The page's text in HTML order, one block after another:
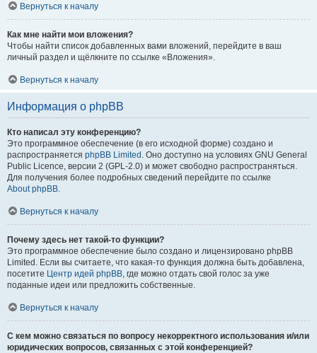
Вернуться к началу
Как мне найти мои вложения?
Чтобы найти список добавленных вами вложений, перейдите в ваш
личный раздел и щёлкните по ссылке «Вложения».
Вернуться к началу
Информация о phpBB
Кто написал эту конференцию?
Это программное обеспечение (в его исходной форме) создано и
распространяется phpBB Limited . Оно доступно на условиях GNU General
Public Licence, версии 2 (GPL-2.0) и может свободно распространяться.
Для получения более подробных сведений перейдите по ссылке
About phpBB.
Вернуться к началу
Почему здесь нет такой-то функции?
Это программное обеспечение было создано и лицензировано phpBB
Limited. Если вы считаете, что какая-то функция должна быть добавлена,
посетите Центр идей phpBB, где можно отдать свой голос за уже
поданные идеи или предложить собственные.
Вернуться к началу
С кем можно связаться по вопросу некорректного использования и/или
юридических вопросов, связанных с этой конференцией?